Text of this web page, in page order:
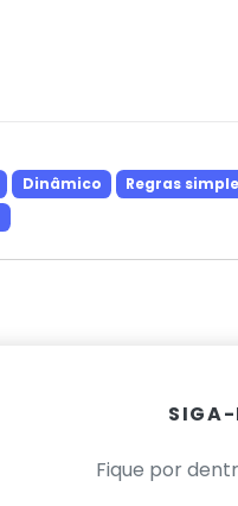
Dinâmico
Regras
SIGA-
Fique por